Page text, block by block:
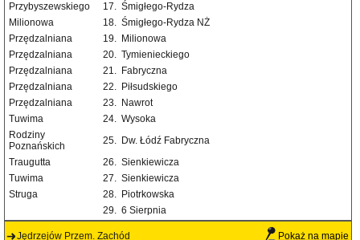
Przybyszewskiego
17. Śmigłego-Rydza
Milionowa
18. Śmigłego-Rydza NŻ
Przędzalniana
19. Milionowa
Przędzalniana
20. Tymienieckiego
Przędzalniana
21. Fabryczna
Przędzalniana
22. Piłsudskiego
Przędzalniana
23. Nawrot
Tuwima
24. Wysoka
Rodziny
Poznańskich
25. Dw. Łódź Fabryczna
Traugutta
26. Sienkiewicza
Tuwima
27. Sienkiewicza
Struga
28. Piotrkowska
29. 6 Sierpnia
Jędrzejów Przem. Zachód Pokaż na mapie